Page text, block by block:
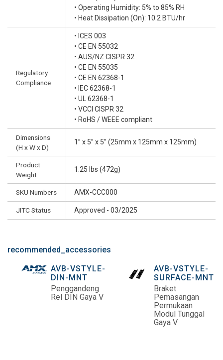
• Operating Humidity: 5% to 85% RH
• Heat Dissipation (On): 10.2 BTU/hr
Regulatory
Compliance
• ICES 003
• CE EN 55032
• AUS/NZ CISPR 32
• CE EN 55035
• CE EN 62368-1
• IEC 62368-1
• UL 62368-1
• VCCI CISPR 32
• RoHS / WEEE compliant
Dimensions
(H x W x D)
1” x 5” x 5” (25mm x 125mm x 125mm)
Product
Weight
1.25 lbs (472g)
SKU Numbers AMX-CCC000
JITC Status Approved - 03/2025
recommended_accessories
AVB-VSTYLE-
DIN-MNT
Penggandeng
Rel DIN Gaya V
AVB-VSTYLE-
SURFACE-MNT
Braket
Pemasangan
Permukaan
Modul Tunggal
Gaya V